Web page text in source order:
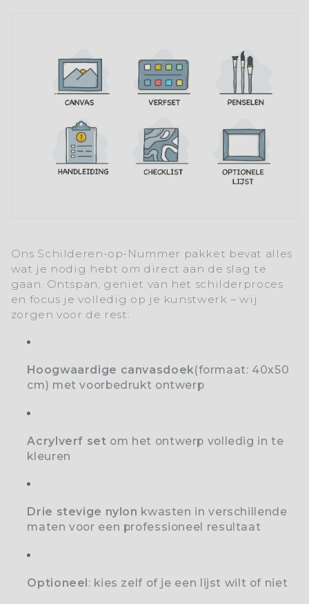
Ons Schilderen-op-Nummer pakket bevat alles
wat je nodig hebt om direct aan de slag te
gaan. Ontspan, geniet van het schilderproces
en focus je volledig op je kunstwerk – wij
zorgen voor de rest:
Hoogwaardige canvasdoek(formaat: 40x50
cm) met voorbedrukt ontwerp
Acrylverf set om het ontwerp volledig in te
kleuren
Drie stevige nylon kwasten in verschillende
maten voor een professioneel resultaat
Optioneel: kies zelf of je een lijst wilt of niet